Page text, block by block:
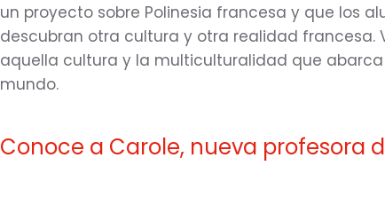
un proyecto sobre Polinesia francesa y que los
descubran otra cultura y otra realidad francesa.
aquella cultura y la multiculturalidad que
mundo.
Conoce a Carole, nueva profesora